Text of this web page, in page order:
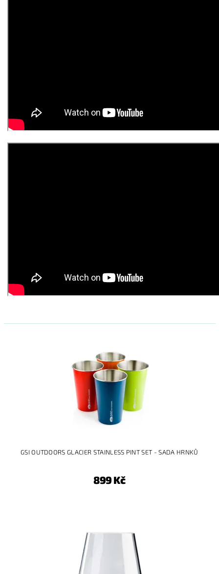
GSI OUTDOORS GLACIER STAINLESS PINT SET - SADA HRNKŮ
899 Kč